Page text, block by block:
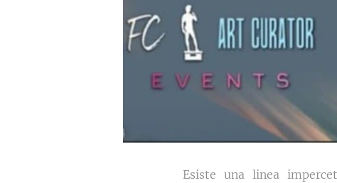
Esiste una linea